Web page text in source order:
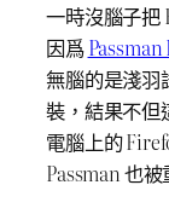
一時沒腦子把
因爲
無腦的是淺羽
裝，結果不但
電腦上的
Passman 也